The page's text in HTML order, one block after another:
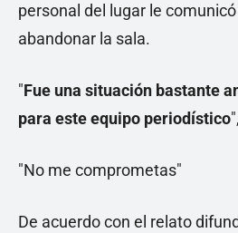
personal del lugar le
abandonar la sala.
"Fue una situación bastante
para este equipo periodístico
"No me comprometas"
De acuerdo con el relato